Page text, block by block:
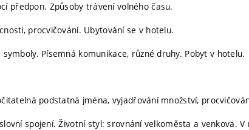
předpon. Způsoby trávení volného času.
procvičování. Ubytování se v hotelu.
Písemná komunikace, různé druhy. Pobyt v hotelu.
podstatná jména, vyjadřování množství,
spojení. Životní styl: srovnání velkoměsta a venkova. V